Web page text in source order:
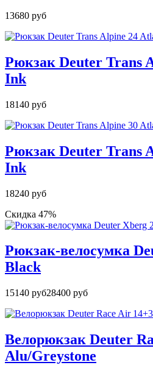
13680 руб
Рюкзак Deuter Trans
Ink
18140 руб
Рюкзак Deuter Trans
Ink
18240 руб
Скидка 47%
Рюкзак-велосумка
Black
15140 руб28400 руб
Велорюкзак Deuter
Alu/Greystone